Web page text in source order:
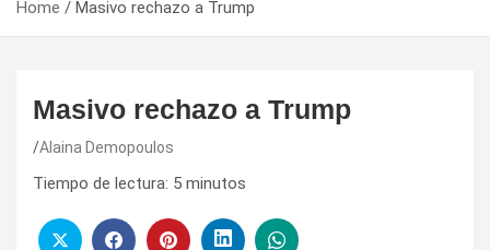
Home Masivo rechazo a Trump
Masivo rechazo a Trump
Alaina Demopoulos
Tiempo de lectura: 5 minutos